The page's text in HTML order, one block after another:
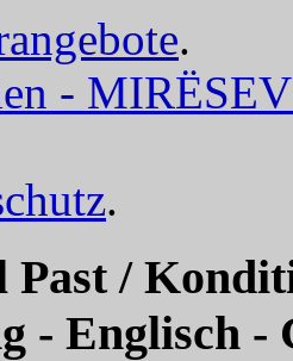
.
-
.
Past /
- Englisch -